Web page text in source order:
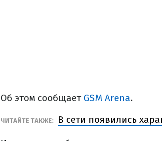
Об этом сообщает GSM Arena.
ЧИТАЙТЕ ТАКЖЕ: В сети появились